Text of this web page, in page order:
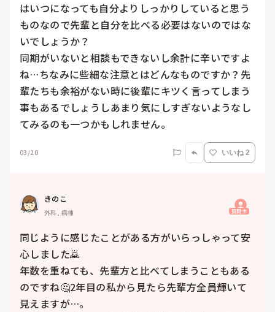
はいつになっても自分よりしっかりしていると思う
ものなので先輩と自分を比べる必要はないのではな
いでしょうか？
同期がいないと相談もできないし余計に辛いですよ
ね…ちなみに些細な注意とはどんなものですか？先
輩たちも余裕がない時に後輩にキツく言ってしまう
事もあるでしょうしあまり気にしすぎないようなし
てみるのも一つかもしれません。
03/20 いいね 2
きのこ
外科, 病棟 質問主
同じように感じたことがある方がいらっしゃって安
心しました🙇
年数を重ねても、先輩方と比べてしまうこともある
のですね🤔2年目の私から見たら先輩方全員輝いて
見えますが…。